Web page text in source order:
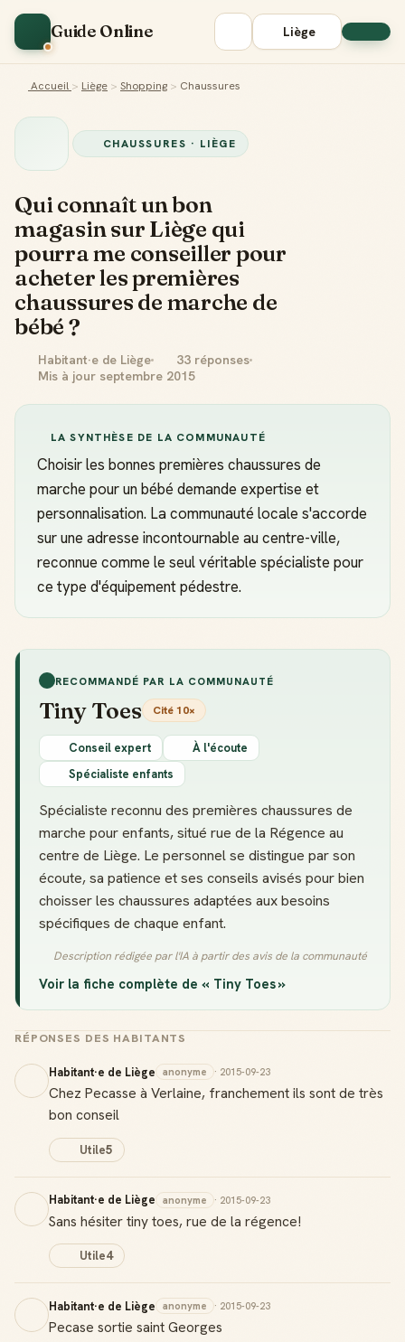
Guide Online Liège
Accueil > Liège > Shopping > Chaussures
CHAUSSURES · LIÈGE
Qui connaît un bon
magasin sur Liège qui
pourra me conseiller pour
acheter les premières
chaussures de marche de
bébé ?
Habitant·e de Liège
33 réponses
Mis à jour septembre 2015
LA SYNTHÈSE DE LA COMMUNAUTÉ
Choisir les bonnes premières chaussures de
marche pour un bébé demande expertise et
personnalisation. La communauté locale s'accorde
sur une adresse incontournable au centre-ville,
reconnue comme le seul véritable spécialiste pour
ce type d'équipement pédestre.
RECOMMANDÉ PAR LA COMMUNAUTÉ
Tiny Toes Cité 10×
Conseil expert
À l'écoute
Spécialiste enfants
Spécialiste reconnu des premières chaussures de
marche pour enfants, situé rue de la Régence au
centre de Liège. Le personnel se distingue par son
écoute, sa patience et ses conseils avisés pour bien
choisser les chaussures adaptées aux besoins
spécifiques de chaque enfant.
Description rédigée par l'IA à partir des avis de la communauté
Voir la fiche complète de « Tiny Toes »
RÉPONSES DES HABITANTS
Habitant·e de Liège anonyme · 2015-09-23
Chez Pecasse à Verlaine, franchement ils sont de très
bon conseil
Utile5
Habitant·e de Liège anonyme · 2015-09-23
Sans hésiter tiny toes, rue de la régence!
Utile4
Habitant·e de Liège anonyme · 2015-09-23
Pecase sortie saint Georges